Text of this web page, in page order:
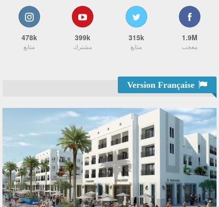
1.9M
معجب
315k
متابع
399k
مشترك
478k
متابع